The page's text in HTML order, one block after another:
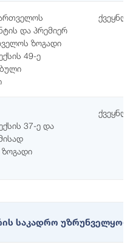
და პრემიერ
ზოგადი
49-ე
37-ე და
ზოგადი
საკადრო